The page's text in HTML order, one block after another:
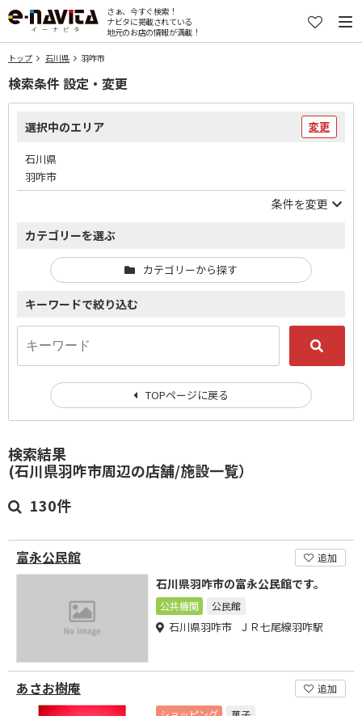
さぁ、今すぐ検索！
ナビタに掲載されている
地元のお店の情報が満載！
トップ 石川県 羽咋市
検索結果
(石川県羽咋市周辺の店舗/施設一覧）
130件
富永公民館 追加
石川県羽咋市の富永公民館です。
公共機関 公民館
石川県羽咋市 ＪＲ七尾線羽咋駅
あさお樹庵
追加
検索条件 設定・変更
選択中のエリア 変更
石川県
羽咋市
条件を変更
カテゴリーを選ぶ
カテゴリーから探す
キーワードで絞り込む
TOPページに戻る